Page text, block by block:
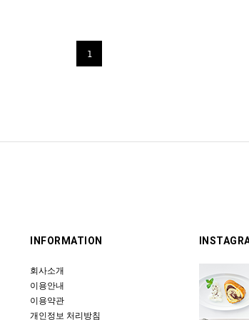
1
INFORMATION
회사소개
이용안내
이용약관
개인정보 처리방침